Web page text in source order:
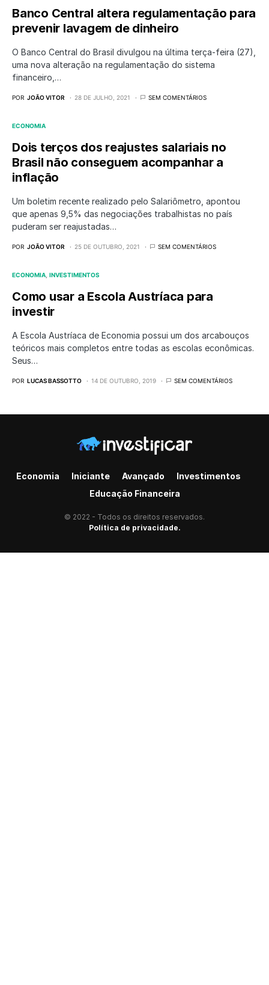
Banco Central altera regulamentação para
prevenir lavagem de dinheiro
O Banco Central do Brasil divulgou na última terça-feira (27),
uma nova alteração na regulamentação do sistema
financeiro,…
POR JOÃO VITOR 28 DE JULHO, 2021 SEM COMENTÁRIOS
ECONOMIA
Dois terços dos reajustes salariais no
Brasil não conseguem acompanhar a
inflação
Um boletim recente realizado pelo Salariômetro, apontou
que apenas 9,5% das negociações trabalhistas no país
puderam ser reajustadas…
POR JOÃO VITOR 25 DE OUTUBRO, 2021 SEM COMENTÁRIOS
ECONOMIA INVESTIMENTOS
Como usar a Escola Austríaca para
investir
A Escola Austríaca de Economia possui um dos arcabouços
teóricos mais completos entre todas as escolas econômicas.
Seus…
POR LUCAS BASSOTTO 14 DE OUTUBRO, 2019 SEM COMENTÁRIOS
Economia Iniciante Avançado
Investimentos
Educação Financeira
© 2022 - Todos os direitos reservados.
Política de privacidade.